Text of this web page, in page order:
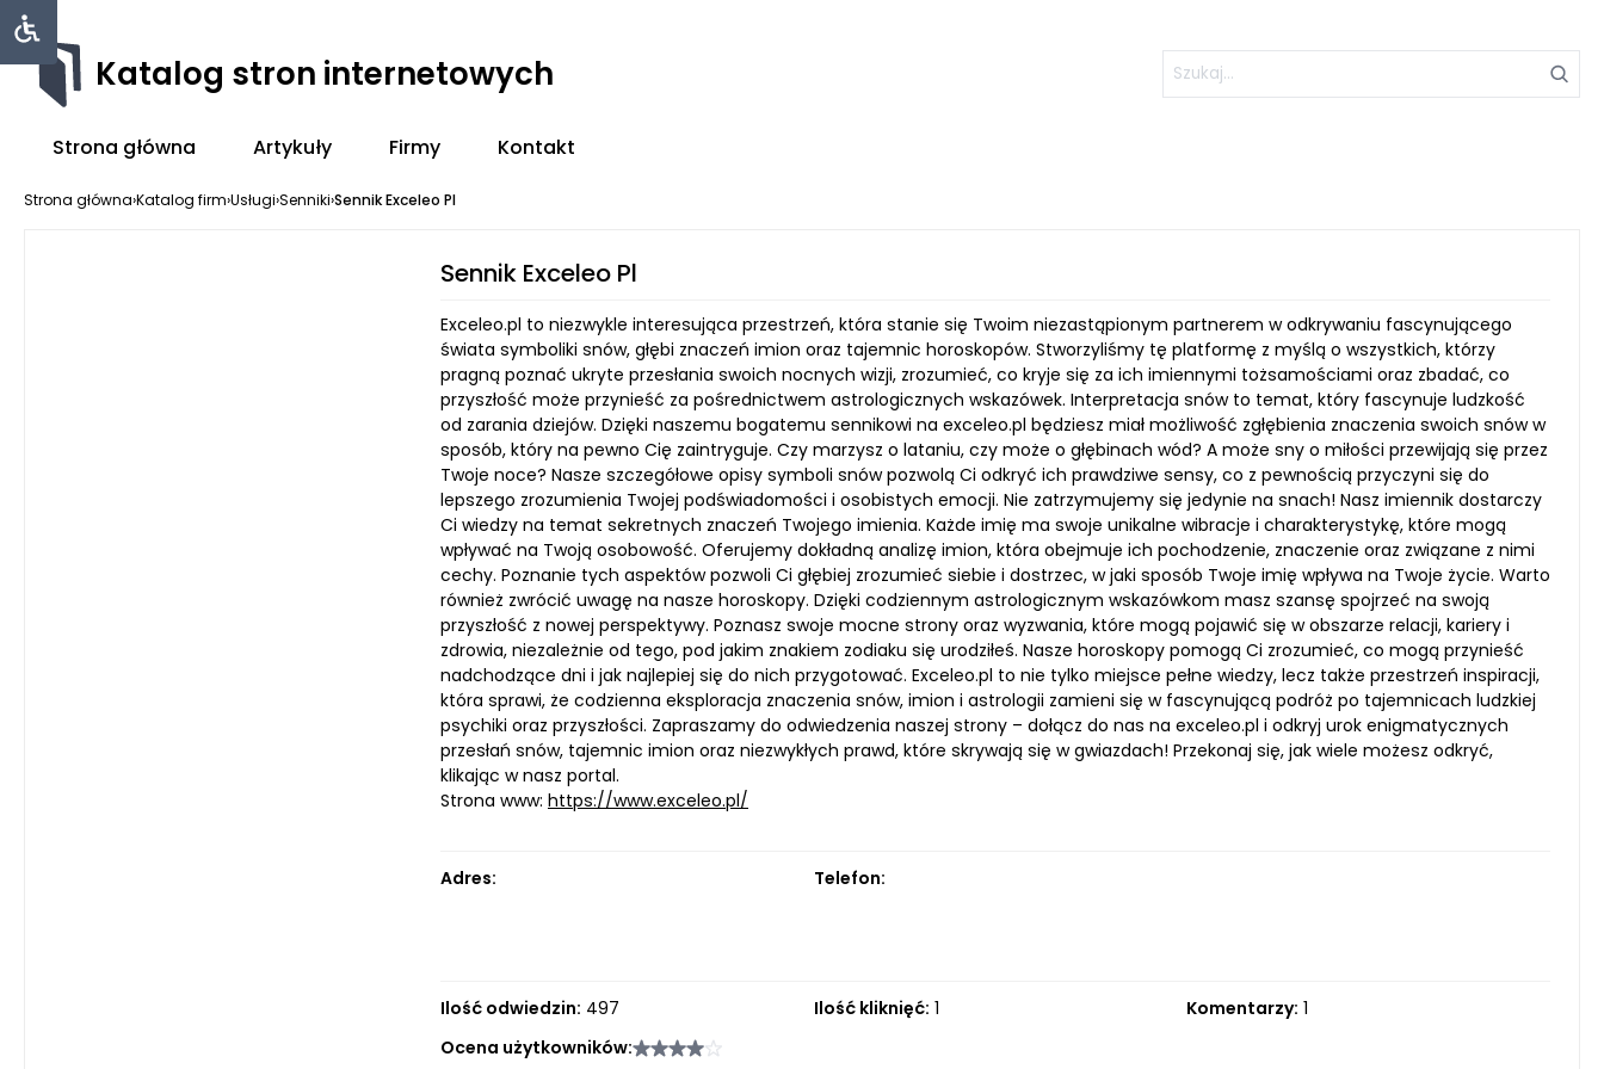
Katalog stron internetowych
Strona główna Artykuły Firmy Kontakt
Strona główna›Katalog firm›Usługi›Senniki›Sennik Exceleo Pl
Sennik Exceleo Pl
Exceleo.pl to niezwykle interesująca przestrzeń, która stanie się Twoim niezastąpionym partnerem w odkrywaniu fascynującego
świata symboliki snów, głębi znaczeń imion oraz tajemnic horoskopów. Stworzyliśmy tę platformę z myślą o wszystkich, którzy
pragną poznać ukryte przesłania swoich nocnych wizji, zrozumieć, co kryje się za ich imiennymi tożsamościami oraz zbadać, co
przyszłość może przynieść za pośrednictwem astrologicznych wskazówek. Interpretacja snów to temat, który fascynuje ludzkość
od zarania dziejów. Dzięki naszemu bogatemu sennikowi na exceleo.pl będziesz miał możliwość zgłębienia znaczenia swoich snów w
sposób, który na pewno Cię zaintryguje. Czy marzysz o lataniu, czy może o głębinach wód? A może sny o miłości przewijają się przez
Twoje noce? Nasze szczegółowe opisy symboli snów pozwolą Ci odkryć ich prawdziwe sensy, co z pewnością przyczyni się do
lepszego zrozumienia Twojej podświadomości i osobistych emocji. Nie zatrzymujemy się jedynie na snach! Nasz imiennik dostarczy
Ci wiedzy na temat sekretnych znaczeń Twojego imienia. Każde imię ma swoje unikalne wibracje i charakterystykę, które mogą
wpływać na Twoją osobowość. Oferujemy dokładną analizę imion, która obejmuje ich pochodzenie, znaczenie oraz związane z nimi
cechy. Poznanie tych aspektów pozwoli Ci głębiej zrozumieć siebie i dostrzec, w jaki sposób Twoje imię wpływa na Twoje życie. Warto
również zwrócić uwagę na nasze horoskopy. Dzięki codziennym astrologicznym wskazówkom masz szansę spojrzeć na swoją
przyszłość z nowej perspektywy. Poznasz swoje mocne strony oraz wyzwania, które mogą pojawić się w obszarze relacji, kariery i
zdrowia, niezależnie od tego, pod jakim znakiem zodiaku się urodziłeś. Nasze horoskopy pomogą Ci zrozumieć, co mogą przynieść
nadchodzące dni i jak najlepiej się do nich przygotować. Exceleo.pl to nie tylko miejsce pełne wiedzy, lecz także przestrzeń inspiracji,
która sprawi, że codzienna eksploracja znaczenia snów, imion i astrologii zamieni się w fascynującą podróż po tajemnicach ludzkiej
psychiki oraz przyszłości. Zapraszamy do odwiedzenia naszej strony – dołącz do nas na exceleo.pl i odkryj urok enigmatycznych
przesłań snów, tajemnic imion oraz niezwykłych prawd, które skrywają się w gwiazdach! Przekonaj się, jak wiele możesz odkryć,
klikając w nasz portal.
Strona www: https://www.exceleo.pl/
Adres: Telefon:
Ilość odwiedzin: 497 Ilość kliknięć: 1 Komentarzy: 1
Ocena użytkowników: